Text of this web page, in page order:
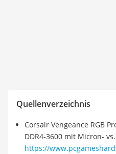
Quellenverzeichnis
Corsair Vengeance RGB
DDR4-3600 mit Micron-
https://